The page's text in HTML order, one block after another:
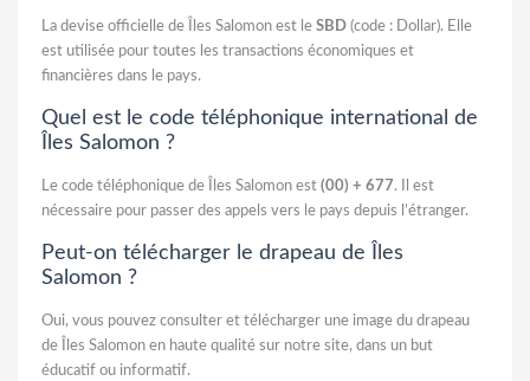
La devise officielle de Îles Salomon est le SBD (code : Dollar). Elle
est utilisée pour toutes les transactions économiques et
financières dans le pays.
Quel est le code téléphonique international de
Îles Salomon ?
Le code téléphonique de Îles Salomon est (00) + 677. Il est
nécessaire pour passer des appels vers le pays depuis l’étranger.
Peut-on télécharger le drapeau de Îles
Salomon ?
Oui, vous pouvez consulter et télécharger une image du drapeau
de Îles Salomon en haute qualité sur notre site, dans un but
éducatif ou informatif.